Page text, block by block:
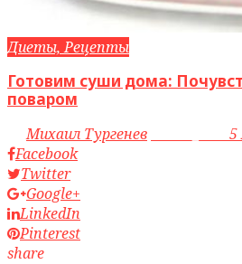
Диеты, Рецепты
Готовим суши дома:
поваром
byМихаил Тургенев
5
Facebook
Twitter
Google+
LinkedIn
Pinterest
share